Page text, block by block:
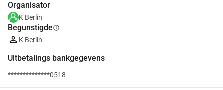
Organisator
K Berlin
Begunstigdeinfo
K Berlin
Uitbetalings bankgegevens
**************0518